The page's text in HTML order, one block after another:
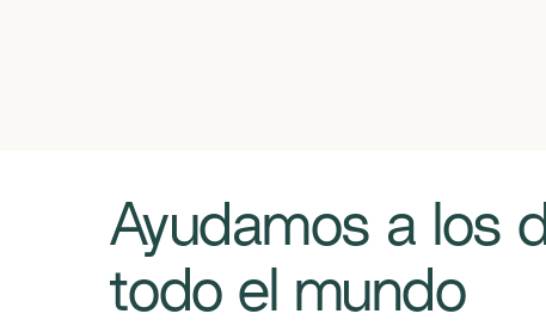
​​​Ayudamos a los
todo el mundo​